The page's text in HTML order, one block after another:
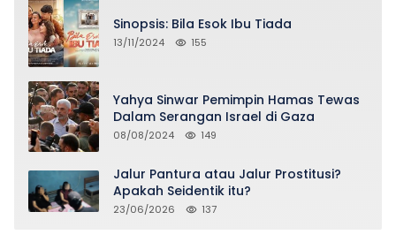
Sinopsis: Bila Esok Ibu Tiada
13/11/2024 155
Yahya Sinwar Pemimpin Hamas Tewas
Dalam Serangan Israel di Gaza
08/08/2024 149
Jalur Pantura atau Jalur Prostitusi?
Apakah Seidentik itu?
23/06/2026 137